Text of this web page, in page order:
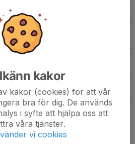
kakor
kakor (cookies) för att vår
bra för dig. De används
i syfte att hjälpa oss att
våra tjänster.
vi cookies